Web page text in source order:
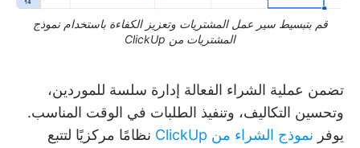
قم بتبسيط سير عمل المشتريات وتعزيز الكفاءة باستخدام نموذج
المشتريات من ClickUp
تضمن عملية الشراء الفعالة إدارة سلسة للموردين،
وتحسين التكاليف، وتنفيذ الطلبات في الوقت المناسب.
يوفر نموذج الشراء من ClickUp
نظامًا مركزيًا لتتبع